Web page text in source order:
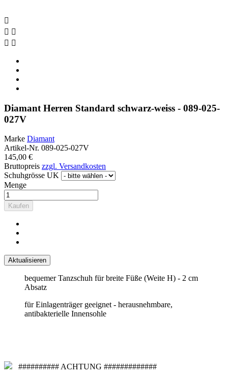

 
 
Diamant Herren Standard schwarz-weiss - 089-025-
027V
Marke Diamant
Artikel-Nr. 089-025-027V
145,00 €
Bruttopreis zzgl. Versandkosten
Schuhgrösse UK
Menge
Kaufen
bequemer Tanzschuh für breite Füße (Weite H) - 2 cm
Absatz
für Einlagenträger geeignet - herausnehmbare,
antibakterielle Innensohle
########## ACHTUNG #############